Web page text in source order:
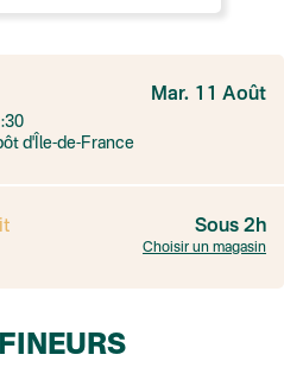
design )
ou bureau de poste) : Point
Mar. 11 Août
d'Île-de-France
Sous 2h
Choisir un magasin